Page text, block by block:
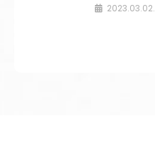
2023.03.02.